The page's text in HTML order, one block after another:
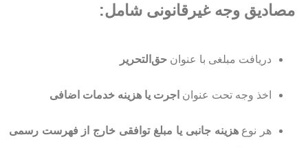
مصادیق وجه غیرقانونی شامل:
دریافت مبلغی با عنوان حق‌التحریر
اخذ وجه تحت عنوان اجرت یا هزینه خدمات اضافی
هر نوعهزینه جانبی یا مبلغ توافقی خارج از فهرست رسمی